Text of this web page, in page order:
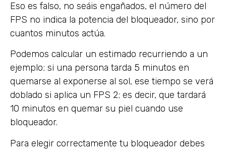
Eso es falso, no seáis engañados, el número del
FPS no indica la potencia del bloqueador, sino por
cuantos minutos actúa.
Podemos calcular un estimado recurriendo a un
ejemplo; si una persona tarda 5 minutos en
quemarse al exponerse al sol, ese tiempo se verá
doblado si aplica un FPS 2; es decir, que tardará
10 minutos en quemar su piel cuando use
bloqueador.
Para elegir correctamente tu bloqueador debes